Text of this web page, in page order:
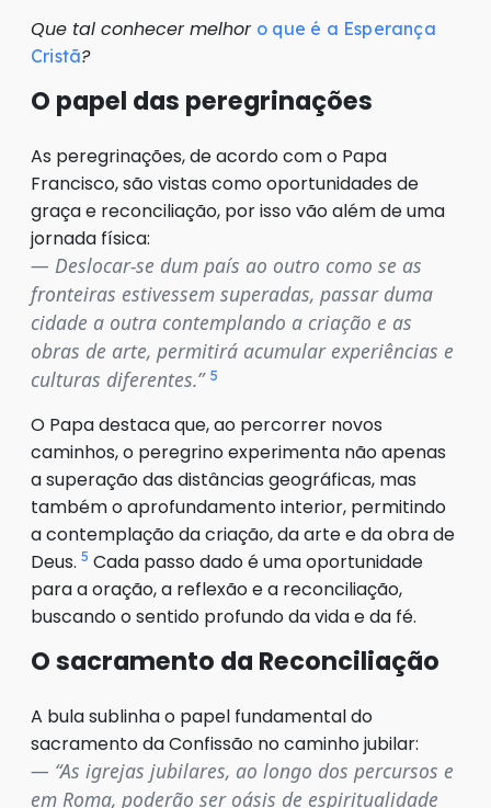
Que tal conhecer melhor o que é a Esperança
Cristã?
O papel das peregrinações
As peregrinações, de acordo com o Papa
Francisco, são vistas como oportunidades de
graça e reconciliação, por isso vão além de uma
jornada física:
Deslocar-se dum país ao outro como se as
fronteiras estivessem superadas, passar duma
cidade a outra contemplando a criação e as
obras de arte, permitirá acumular experiências e
culturas diferentes.” 5
O Papa destaca que, ao percorrer novos
caminhos, o peregrino experimenta não apenas
a superação das distâncias geográficas, mas
também o aprofundamento interior, permitindo
a contemplação da criação, da arte e da obra de
Deus. 5 Cada passo dado é uma oportunidade
para a oração, a reflexão e a reconciliação,
buscando o sentido profundo da vida e da fé.
O sacramento da Reconciliação
A bula sublinha o papel fundamental do
sacramento da Confissão no caminho jubilar:
“As igrejas jubilares, ao longo dos percursos e
em Roma, poderão ser oásis de espiritualidade